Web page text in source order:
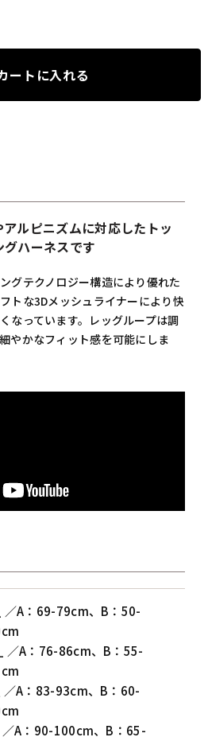
ートに入れる
ルピニズムに対応したトッ
ハーネスです
グテクノロジー構造により優れた
トな3Dメッシュライナーにより快
なっています。レッグループは調
やかなフィット感を可能にしま
／A：69-79cm、B：50-
／A：76-86cm、B：55-
／A：83-93cm、B：60-
／A：90-100cm、B：65-